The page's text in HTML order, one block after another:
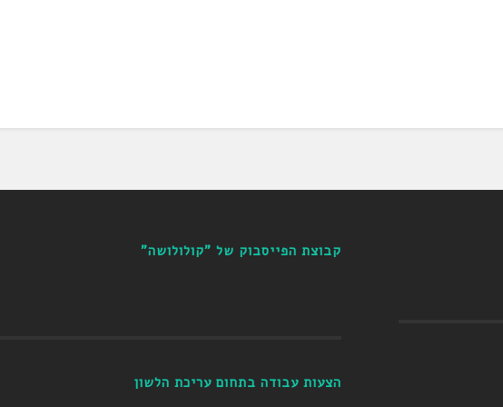
קבוצת הפייסבוק של "קולולושה"
הצעות עבודה בתחום עריכת הלשון